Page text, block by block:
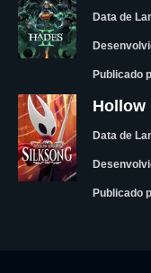
Data de
Publicado
Hollow
Data de
Publicado